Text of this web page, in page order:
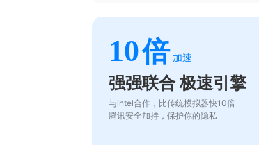
10倍 加速
强强联合 极速引擎
与intel合作，比传统模拟器快10倍
腾讯安全加持，保护你的隐私